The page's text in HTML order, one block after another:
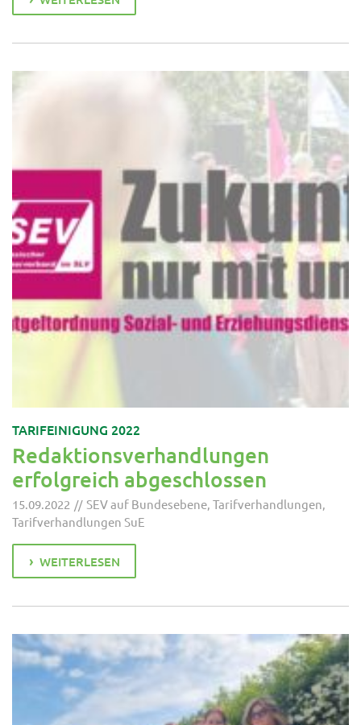
TARIFEINIGUNG 2022
Redaktionsverhandlungen
erfolgreich abgeschlossen
15.09.2022 SEV auf Bundesebene, Tarifverhandlungen,
Tarifverhandlungen SuE
WEITERLESEN